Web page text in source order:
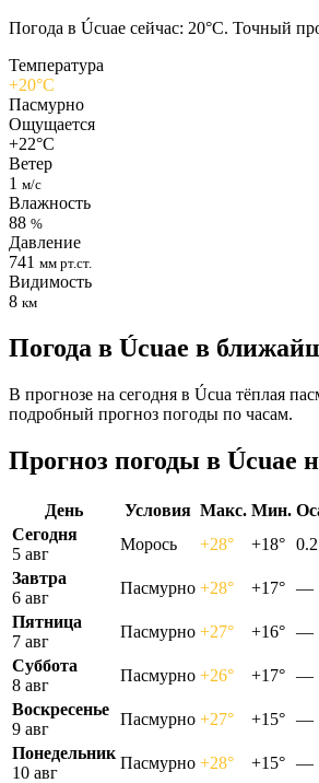
Погода в Úcuaе сейчас: 20°C. Точный
Температура
+20°C
Пасмурно
Ощущается
+22°C
Ветер
1 м/с
Влажность
88 %
Давление
741 мм рт.ст.
Видимость
8 км
Погода в Úcuaе в
В прогнозе на сегодня в Úcua тёплая
подробный прогноз погоды по часам.
Прогноз погоды в Úcuaе
День Условия Макс. Мин.
Сегодня
5 авг
Морось +28° +18°
Завтра
6 авг
Пасмурно +28° +17° —
Пятница
7 авг
Пасмурно +27° +16° —
Суббота
8 авг
Пасмурно +26° +17° —
Воскресенье
9 авг
Пасмурно +27° +15° —
Понедельник
10 авг
Пасмурно +28° +15° —